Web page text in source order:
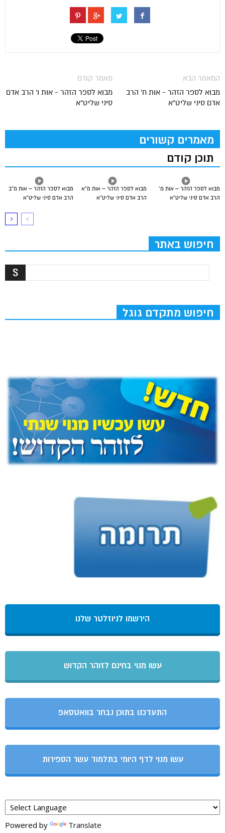
מאמר קודם
מבוא לספר הזהר - אות ו' הרב אדם
סיני שליט"א
המאמר הבא
מבוא לספר הזהר - אות ח' הרב
אדם סיני שליט"א
מאמרים קשורים
תוכן קודם
מבוא לספר הזהר – אות מ”ב
הרב אדם סיני שליט”א
מבוא לספר הזהר – אות מ”א
הרב אדם סיני שליט”א
מבוא לספר הזהר – אות מ’
הרב אדם סיני שליט”א
חיפוש באתר
חיפוש מתקדם גוגל
הירשמו לניוזלטר שלנו
עשו מנוי בחינם לזוהר הקדוש
התעדכנו בתוכן נבחר בוואטסאפ
עשו מנוי לדף היומי בתלמוד עשר הספירות
Powered by Translate